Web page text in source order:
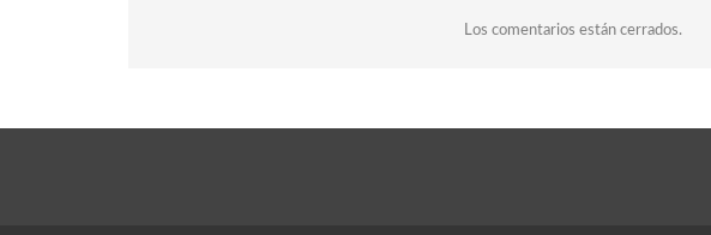
Los comentarios están cerrados.